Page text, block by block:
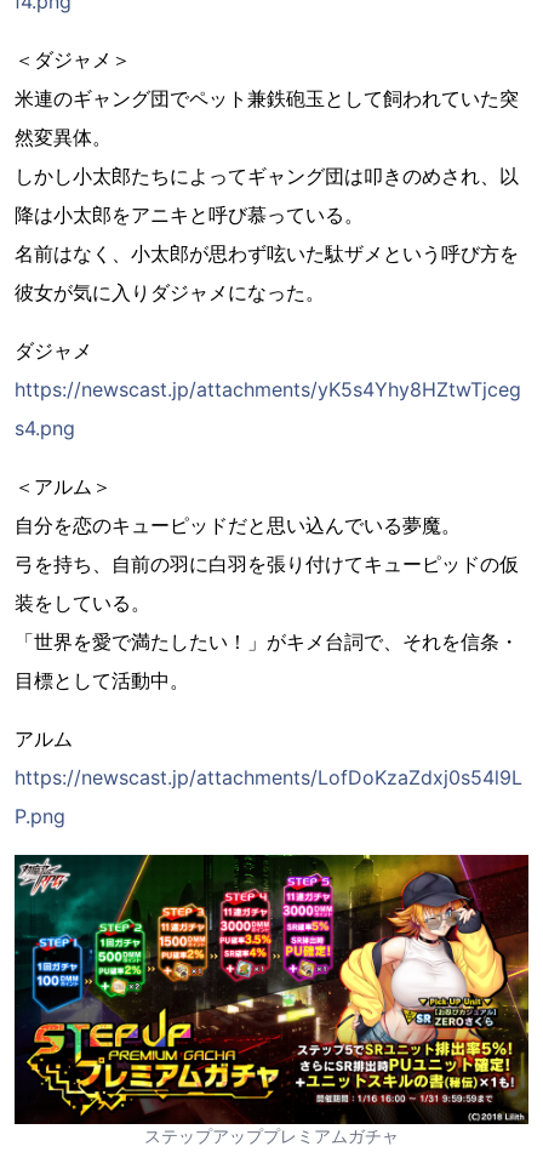
＜ダジャメ＞
米連のギャング団でペット兼鉄砲玉として飼われていた突
然変異体。
しかし小太郎たちによってギャング団は叩きのめされ、以
降は小太郎をアニキと呼び慕っている。
名前はなく、小太郎が思わず呟いた駄ザメという呼び方を
彼女が気に入りダジャメになった。
ダジャメ
https://newscast.jp/attachments/yK5s4Yhy8HZtwTjceg
s4.png
＜アルム＞
自分を恋のキューピッドだと思い込んでいる夢魔。
弓を持ち、自前の羽に白羽を張り付けてキューピッドの仮
装をしている。
「世界を愛で満たしたい！」がキメ台詞で、それを信条・
目標として活動中。
アルム
https://newscast.jp/attachments/LofDoKzaZdxj0s54l9L
P.png
ステップアッププレミアムガチャ